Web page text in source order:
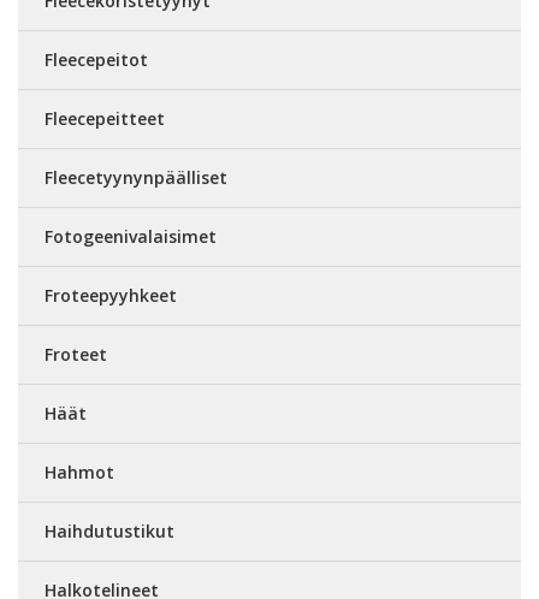
Fleecepeitot
Fleecepeitteet
Fleecetyynynpäälliset
Fotogeenivalaisimet
Froteepyyhkeet
Froteet
Häät
Hahmot
Haihdutustikut
Halkotelineet